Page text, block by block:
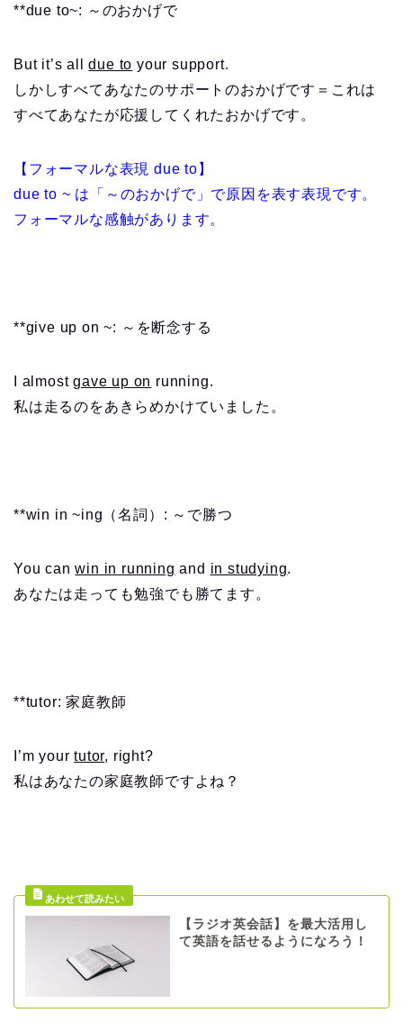
**due to~: ～のおかげで
But it’s alldue to your support.
しかしすべてあなたのサポートのおかげです＝これは
すべてあなたが応援してくれたおかげです。
【フォーマルな表現 due to】
due to ~ は「～のおかげで」で原因を表す表現です。
フォーマルな感触があります。
**give up on ~: ～を断念する
I almostgave up on running.
私は走るのをあきらめかけていました。
**win in ~ing（名詞）: ～で勝つ
You canwin in running and in studying.
あなたは走っても勉強でも勝てます。
**tutor: 家庭教師
I’m yourtutor, right?
私はあなたの家庭教師ですよね？
【ラジオ英会話】を最大活用し
て英語を話せるようになろう！